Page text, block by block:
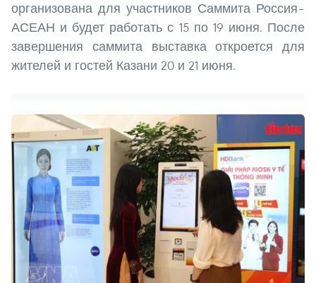
организована для участников Саммита Россия–
АСЕАН и будет работать с 15 по 19 июня. После
завершения саммита выставка откроется для
жителей и гостей Казани 20 и 21 июня.